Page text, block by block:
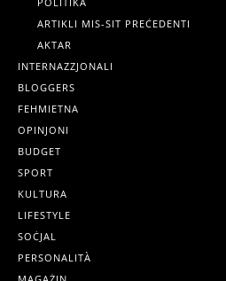
ARTIKLI MIS-SIT PREĊEDENTI
AKTAR
INTERNAZZJONALI
BLOGGERS
FEHMIETNA
OPINJONI
BUDGET
SPORT
KULTURA
LIFESTYLE
SOĊJAL
PERSONALITÀ